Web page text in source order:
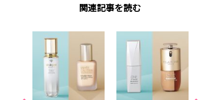
関連記事を読む